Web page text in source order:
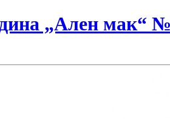
„Ален мак“